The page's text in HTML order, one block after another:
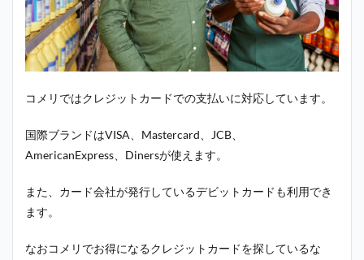
コメリではクレジットカードでの支払いに対応しています。
国際ブランドはVISA、Mastercard、JCB、
AmericanExpress、Dinersが使えます。
また、カード会社が発行しているデビットカードも利用でき
ます。
なおコメリでお得になるクレジットカードを探しているな